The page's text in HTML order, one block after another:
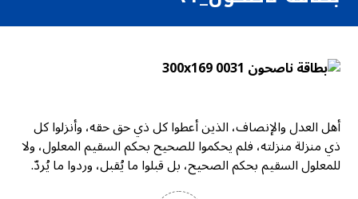
أهل العدل والإنصاف، الذين أعطوا كل ذي حق حقه، وأنزلوا كل
ذي منزلة منزلته، فلم يحكموا للصحيح بحكم السقيم المعلول، ولا
للمعلول السقيم بحكم الصحيح، بل قبلوا ما يُقبل، وردوا ما يُردّ.